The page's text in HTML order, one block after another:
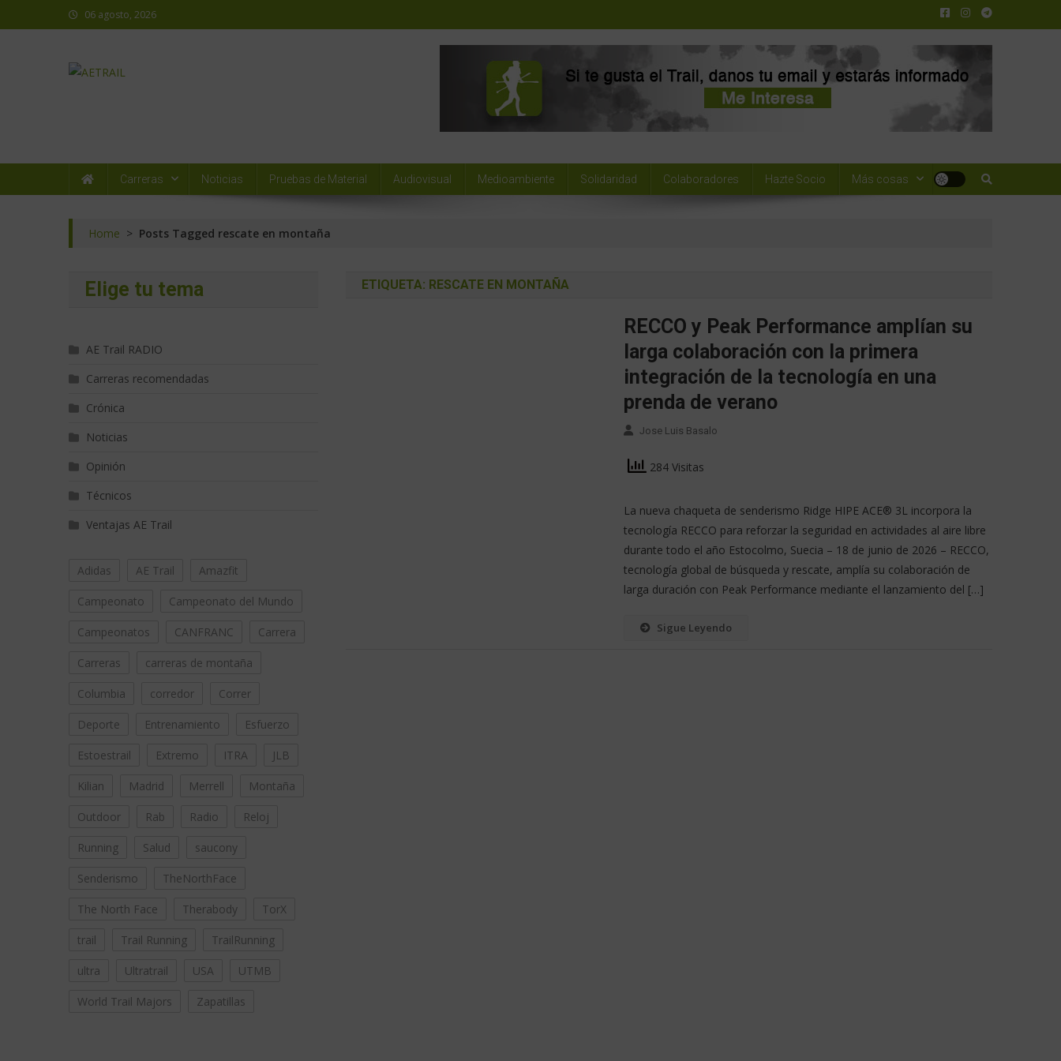
06 agosto, 2026
Carreras Noticias Pruebas de Material Audiovisual Medioambiente Solidaridad Colaboradores Hazte Socio Más cosas
Home > Posts Tagged rescate en montaña
ETIQUETA: RESCATE EN MONTAÑA
RECCO y Peak Performance amplían su
larga colaboración con la primera
integración de la tecnología en una
prenda de verano
Jose Luis Basalo
284 Visitas
La nueva chaqueta de senderismo Ridge HIPE ACE® 3L incorpora la
tecnología RECCO para reforzar la seguridad en actividades al aire libre
durante todo el año Estocolmo, Suecia – 18 de junio de 2026 – RECCO,
tecnología global de búsqueda y rescate, amplía su colaboración de
larga duración con Peak Performance mediante el lanzamiento del […]
Sigue Leyendo
Elige tu tema
AE Trail RADIO
Carreras recomendadas
Crónica
Noticias
Opinión
Técnicos
Ventajas AE Trail
Adidas AE Trail Amazfit
Campeonato Campeonato del Mundo
Campeonatos CANFRANC Carrera
Carreras carreras de montaña
Columbia corredor Correr
Deporte Entrenamiento Esfuerzo
Estoestrail Extremo ITRA JLB
Kilian Madrid Merrell Montaña
Outdoor Rab Radio Reloj
Running Salud saucony
Senderismo TheNorthFace
The North Face Therabody TorX
trail Trail Running TrailRunning
ultra Ultratrail USA UTMB
World Trail Majors Zapatillas